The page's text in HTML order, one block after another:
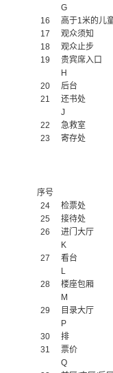
G
16
高于1米的儿
17
观众须知
18
观众止步
19
贵宾席入口
H
20
后台
21
还书处
J
22
急救室
23
寄存处
序号
24
检票处
25
接待处
26
进门大厅
K
27
看台
L
28
楼座包厢
M
29
目录大厅
P
30
排
31
票价
Q